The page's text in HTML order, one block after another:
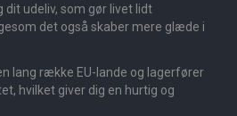
dit udeliv, som gør livet lidt
det også skaber mere glæde i
lang række EU-lande og lagerfører
hvilket giver dig en hurtig og